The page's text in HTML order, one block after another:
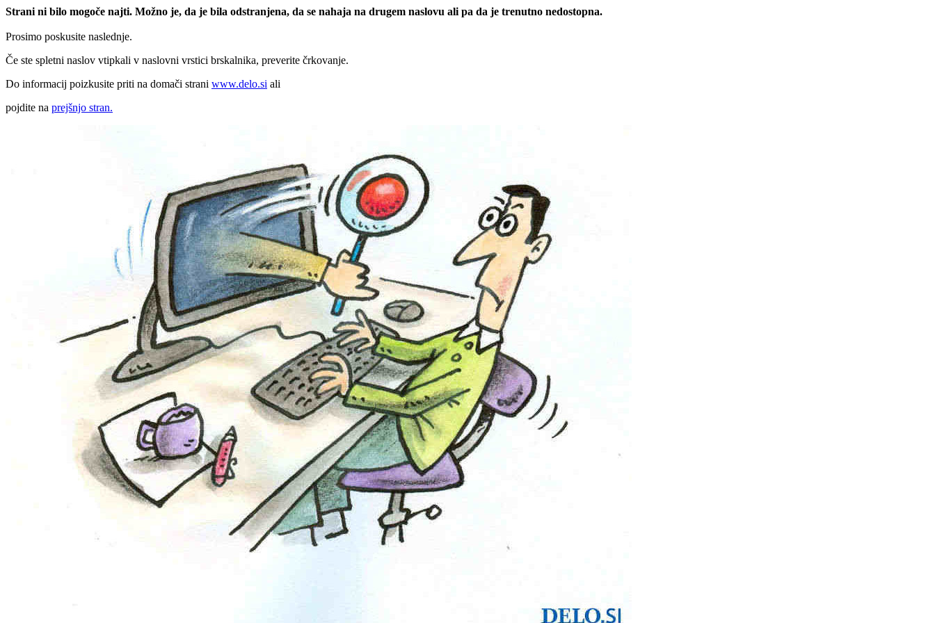
Strani ni bilo mogoče najti. Možno je, da je bila odstranjena, da se nahaja na drugem naslovu ali pa da je trenutno nedostopna.
Prosimo poskusite naslednje.
Če ste spletni naslov vtipkali v naslovni vrstici brskalnika, preverite črkovanje.
Do informacij poizkusite priti na domači strani www.delo.si ali
pojdite na prejšnjo stran.